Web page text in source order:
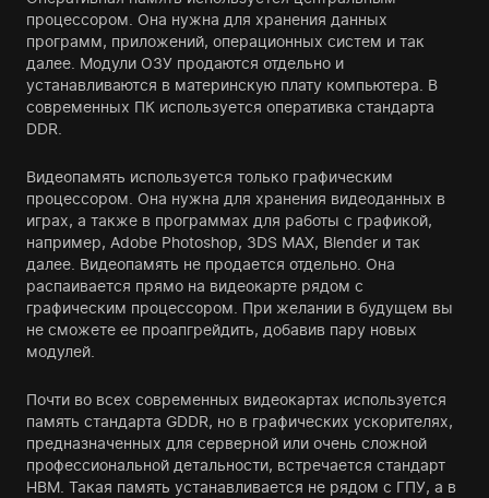
процессором. Она нужна для хранения данных
программ, приложений, операционных систем и так
далее. Модули ОЗУ продаются отдельно и
устанавливаются в материнскую плату компьютера. В
современных ПК используется оперативка стандарта
DDR.
Видеопамять используется только графическим
процессором. Она нужна для хранения видеоданных в
играх, а также в программах для работы с графикой,
например, Adobe Photoshop, 3DS MAX, Blender и так
далее. Видеопамять не продается отдельно. Она
распаивается прямо на видеокарте рядом с
графическим процессором. При желании в будущем вы
не сможете ее проапгрейдить, добавив пару новых
модулей.
Почти во всех современных видеокартах используется
память стандарта GDDR, но в графических ускорителях,
предназначенных для серверной или очень сложной
профессиональной детальности, встречается стандарт
HBM. Такая память устанавливается не рядом с ГПУ, а в